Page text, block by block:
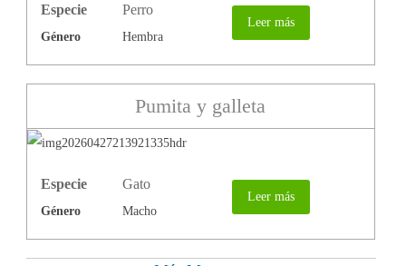
Especie Perro
Género Hembra
Leer más
Pumita y galleta
Especie Gato
Género Macho
Leer más